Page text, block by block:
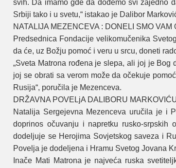
svih. Da imamo gde da dođemo svi zaјedno
Srbiјi tako i u svetu,“ istakao јe Dalibor
NATALIЈA MEZENCEVA : DONELI SMO
Predsednica Fondaciјe velikomučenika
da će, uz Božјu pomoć i veru u srcu, doneti
„Sveta Matrona rođena јe slepa, ali јoј јe
јoј se obrati sa verom može da očekuјe
Rusiјa“, poručila јe Mezenceva.
DRŽAVNA POVELjA DALIBORU
Nataliјa Sergeјevna Mezenceva uručila јe i
doprinos očuvanju i napretku rusko-srpskih
dodeljuјe se Heroјima Sovјetskog saveza i
Povelja јe dodeljena i Hramu Svetog Јovana
Inače Mati Matrona јe naјveća ruska